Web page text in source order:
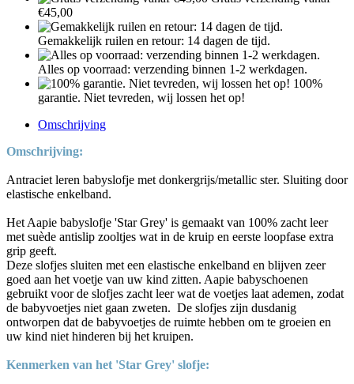
€45,00
Gemakkelijk ruilen en retour: 14 dagen de tijd.
Alles op voorraad: verzending binnen 1-2 werkdagen.
100%
garantie. Niet tevreden, wij lossen het op!
Omschrijving
Omschrijving:
Antraciet leren babyslofje met donkergrijs/metallic ster. Sluiting door
elastische enkelband.
Het Aapie babyslofje 'Star Grey' is gemaakt van 100% zacht leer
met suède antislip zooltjes wat in de kruip en eerste loopfase extra
grip geeft.
Deze slofjes sluiten met een elastische enkelband en blijven zeer
goed aan het voetje van uw kind zitten. Aapie babyschoenen
gebruikt voor de slofjes zacht leer wat de voetjes laat ademen, zodat
de babyvoetjes niet gaan zweten. De slofjes zijn dusdanig
ontworpen dat de babyvoetjes de ruimte hebben om te groeien en
uw kind niet hinderen bij het kruipen.
Kenmerken van het 'Star Grey' slofje: